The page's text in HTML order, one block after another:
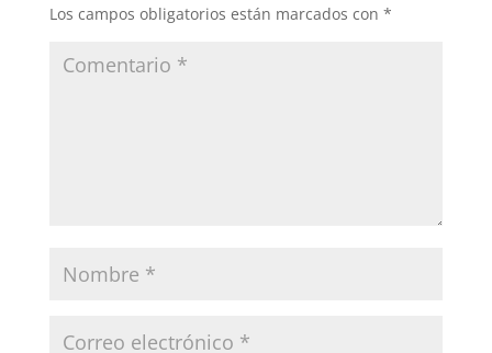
Los campos obligatorios están marcados con *